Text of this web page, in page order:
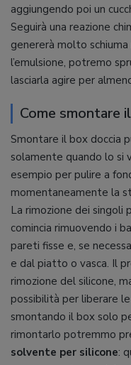
aggiungendo poi un
Seguirà una reazione
genererà molto
l’emulsione, potremo
lasciarla agire per
Come smontare
Smontare il box doccia
solamente quando lo si
esempio per pulire a
momentaneamente la
La rimozione dei
comincia rimuovendo i
pareti fisse e, se
e dal piatto o vasca. Il
rimozione del silicone,
possibilità per liberare
smontando il box solo
rimontarlo potremmo
solvente per silicone: